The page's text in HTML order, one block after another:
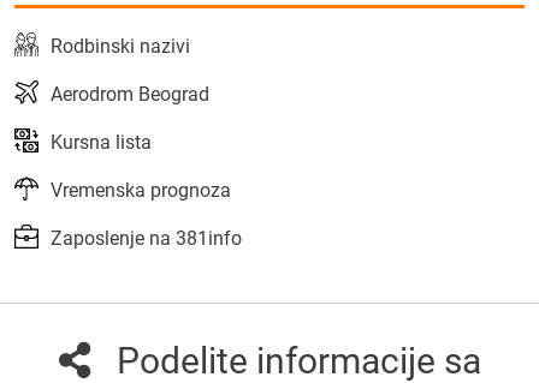
Rodbinski nazivi
Aerodrom Beograd
Kursna lista
Vremenska prognoza
Zaposlenje na 381info
Podelite informacije sa